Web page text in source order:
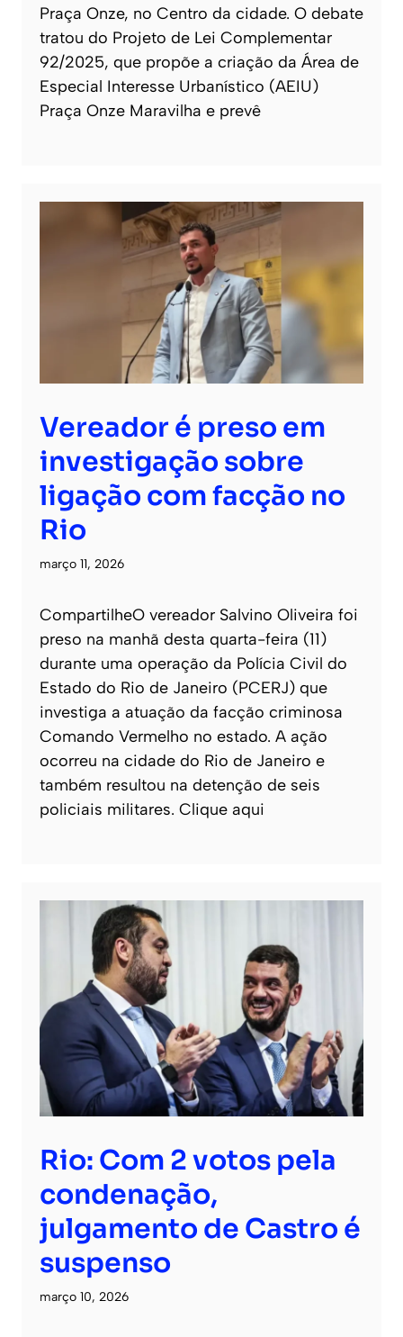
Praça Onze, no Centro da cidade. O debate
tratou do Projeto de Lei Complementar
92/2025, que propõe a criação da Área de
Especial Interesse Urbanístico (AEIU)
Praça Onze Maravilha e prevê
Vereador é preso em
investigação sobre
ligação com facção no
Rio
março 11, 2026
CompartilheO vereador Salvino Oliveira foi
preso na manhã desta quarta-feira (11)
durante uma operação da Polícia Civil do
Estado do Rio de Janeiro (PCERJ) que
investiga a atuação da facção criminosa
Comando Vermelho no estado. A ação
ocorreu na cidade do Rio de Janeiro e
também resultou na detenção de seis
policiais militares. Clique aqui
Rio: Com 2 votos pela
condenação,
julgamento de Castro é
suspenso
março 10, 2026